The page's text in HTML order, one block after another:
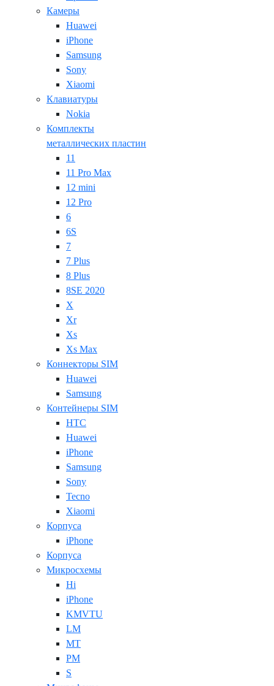
Камеры
Huawei
iPhone
Samsung
Sony
Xiaomi
Клавиатуры
Nokia
Комплекты
металлических пластин
11
11 Pro Max
12 mini
12 Pro
6
6S
7
7 Plus
8 Plus
8SE 2020
X
Xr
Xs
Xs Max
Коннекторы SIM
Huawei
Samsung
Контейнеры SIM
HTC
Huawei
iPhone
Samsung
Sony
Tecno
Xiaomi
Корпуса
iPhone
Корпуса
Микросхемы
Hi
iPhone
KMVTU
LM
MT
PM
S